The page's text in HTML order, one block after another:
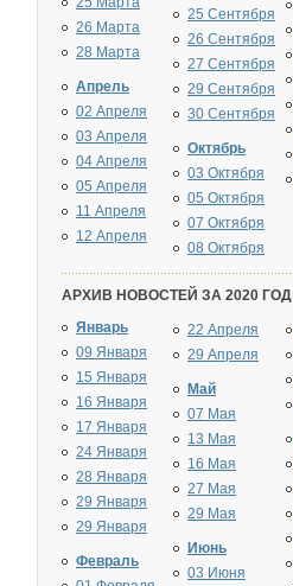
26 Марта
28 Марта
Апрель
02 Апреля
03 Апреля
04 Апреля
05 Апреля
11 Апреля
12 Апреля
25 Сентября
26 Сентября
27 Сентября
29 Сентября
30 Сентября
Октябрь
03 Октября
05 Октября
07 Октября
08 Октября
АРХИВ НОВОСТЕЙ ЗА 2020 ГОД
Январь
09 Января
15 Января
16 Января
17 Января
24 Января
28 Января
29 Января
29 Января
Февраль
22 Апреля
29 Апреля
Май
07 Мая
13 Мая
16 Мая
27 Мая
29 Мая
Июнь
03 Июня